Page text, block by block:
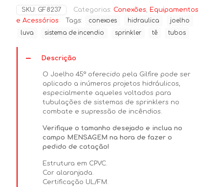
SKU: GF8237 Categorias: Conexões
Equipamentos
e Acessórios
Tags: conexoes hidraulica
joelho
luva
sistema de incendio sprinkler tê tubos
Descrição
O Joelho 45° oferecido pela Gilfire pode ser
aplicado a inúmeros projetos hidráulicos,
especialmente aqueles voltados para
tubulações de sistemas de sprinklers no
combate e supressão de incêndios.
Verifique o tamanho desejado e inclua no
campo MENSAGEM na hora de fazer o
pedido de cotação!
Estrutura em CPVC.
Cor alaranjada.
Certificação UL/FM.